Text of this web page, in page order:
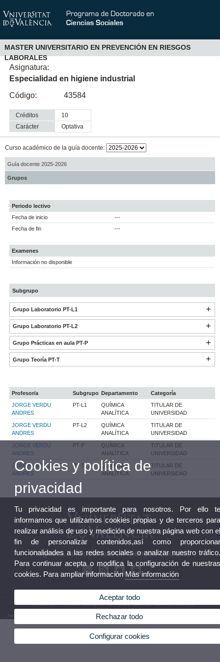
MASTER UNIVERSITARIO EN PREVENCIÓN EN RIESGOS
LABORALES
Asignatura:
Especialidad en higiene industrial
Código:
43584
Créditos
10
Carácter
optativa
Curso académico de la guía docente:
Guía docente 2025-2026
Grupos
Periodo lectivo
Fecha de inicio
---
Fecha de fin
---
Examenes
Información no disponible
Subgrupo
Grupo Laboratorio PT-L1
Grupo Laboratorio PT-L2
Grupo Prácticas en aula PT-P
Grupo Teoría PT-T
Profesor/a Subgrupo Departamento
Categoría
JORGE VERDU
ANDRES
PT-L1
QUÍMICA
ANALÍTICA
TITULAR DE
UNIVERSIDAD
JORGE VERDU
ANDRES
PT-L2
QUÍMICA
ANALÍTICA
TITULAR DE
UNIVERSIDAD
JORGE VERDU
ANDRES
PT-P
QUÍMICA
ANALÍTICA
TITULAR DE
UNIVERSIDAD
JORGE VERDU
ANDRES
PT-T
QUÍMICA
ANALÍTICA
TITULAR DE
UNIVERSIDAD
Programa de Doctorado en Ciencias Sociales
© 2026 UV. - Avenida Tarongers, 4b. 46021 Valencia. Tel.: 963 828 500
Aviso legal Política privacidad|Cookies|Transparencia
Cookies y política de
privacidad
Tu privacidad es importante para nosotros. Por ello
informamos que utilizamos cookies propias y de terceros
realizar análisis de uso y medición de nuestra página web con
fin de personalizar contenidos,así como
funcionalidades a las redes sociales o analizar nuestro
Para continuar acepta o modifica la configuración de
cookies. Para ampliar información Más información
Aceptar todo
Rechazar todo
Configurar cookies